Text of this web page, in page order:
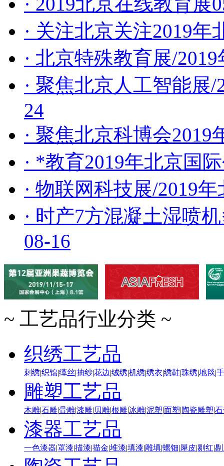
· 关注北京关注2019
· 北京特殊教育展/
· 聚焦北京人工智能展
24
· 聚焦北京科博会
· *教育2019年北京国
· 物联网科技展/2019
· 时产7方混凝土湿喷
08-16
~ 工艺品行业分类 ~
织绣工艺品
刺绣|织锦|缂丝|抽纱|花边|绒绣|机绣|绣衣|绣鞋|珠绣|地毯|
雕塑工艺品
木雕|石雕|骨雕|漆雕|贝雕|根雕|冰雕|泥塑|面塑|陶瓷雕塑|
漆器工艺品
一色漆器|罩漆|描漆|描金|堆漆|填漆|雕填|螺钿|犀皮|剔红|